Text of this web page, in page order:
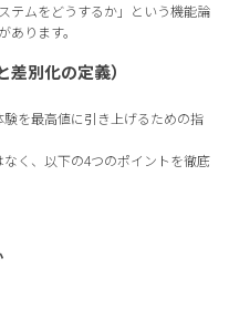
テムをどうするか」という機能論
ります。
差別化の定義）
を最高値に引き上げるための指
く、以下の4つのポイントを徹底